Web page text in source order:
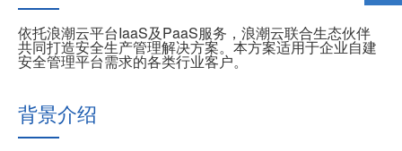
依托浪潮云平台IaaS及PaaS服务，浪潮云联合生态伙伴
共同打造安全生产管理解决方案。本方案适用于企业自建
安全管理平台需求的各类行业客户。
背景介绍